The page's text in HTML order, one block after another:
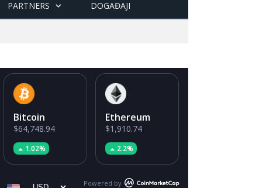
PARTNERS DOGAĐAJI
Bitcoin
$64,748.94
1.02%
Ethereum
$1,910.74
2.2%
Powered by